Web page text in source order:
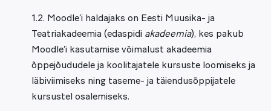
1.2. Moodle’i haldajaks on Eesti Muusika- ja
Teatriakadeemia (edaspidi akadeemia), kes pakub
Moodle’i kasutamise võimalust akadeemia
õppejõududele ja koolitajatele kursuste loomiseks ja
läbiviimiseks ning taseme- ja täiendusõppijatele
kursustel osalemiseks.